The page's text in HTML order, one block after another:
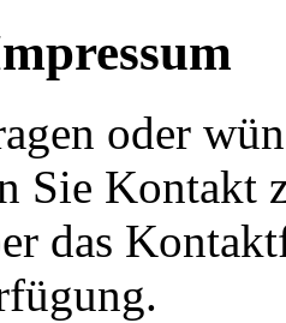
oder
Sie Kontakt
das